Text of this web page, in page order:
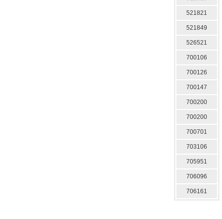
521821
521849
526521
700106
700126
700147
700200
700200
700701
703106
705951
706096
706161